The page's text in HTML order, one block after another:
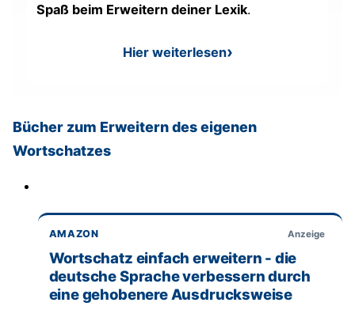
Spaß beim Erweitern deiner Lexik.
Hier weiterlesen: Wortschatz erweitern
Bücher zum Erweitern des eigenen
Wortschatzes
AMAZON Anzeige
Wortschatz einfach erweitern - die
deutsche Sprache verbessern durch
eine gehobenere Ausdrucksweise